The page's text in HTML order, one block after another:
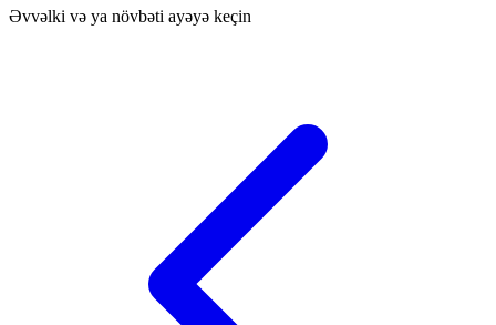
Əvvəlki və ya növbəti ayəyə keçin